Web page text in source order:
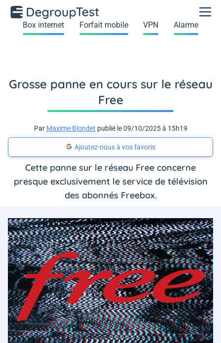
Box internet Forfait mobile VPN Alarme
Grosse panne en cours sur le réseau
Free
Par Maxime Blondet publié le 09/10/2025 à 15h19
Ajoutez-nous à vos favoris
Cette panne sur le réseau Free concerne
presque exclusivement le service de télévision
des abonnés Freebox.